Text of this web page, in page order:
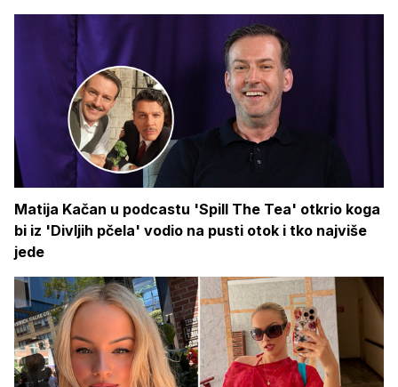
Matija Kačan u podcastu 'Spill The Tea' otkrio koga
bi iz 'Divljih pčela' vodio na pusti otok i tko najviše
jede